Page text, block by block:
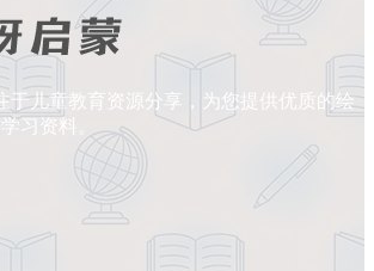
儿童教育资源分享，为您提供优质的绘
习资料。